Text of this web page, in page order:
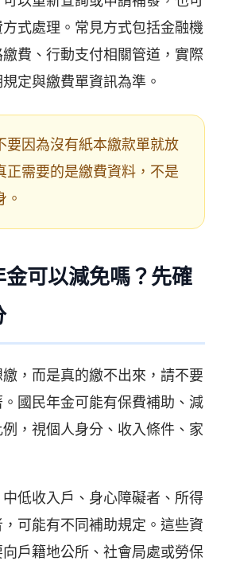
式處理。常見方式包括金融機
費、行動支付相關管道，實際
定與繳費單資訊為準。
要因為沒有紙本繳款單就放
正需要的是繳費資料，不是
。
金可以減免嗎？先確
，而是真的繳不出來，請不要
國民年金可能有保費補助、減
，視個人身分、收入條件、家
低收入戶、身心障礙者、所得
可能有不同補助規定。這些資
戶籍地公所、社會局處或勞保